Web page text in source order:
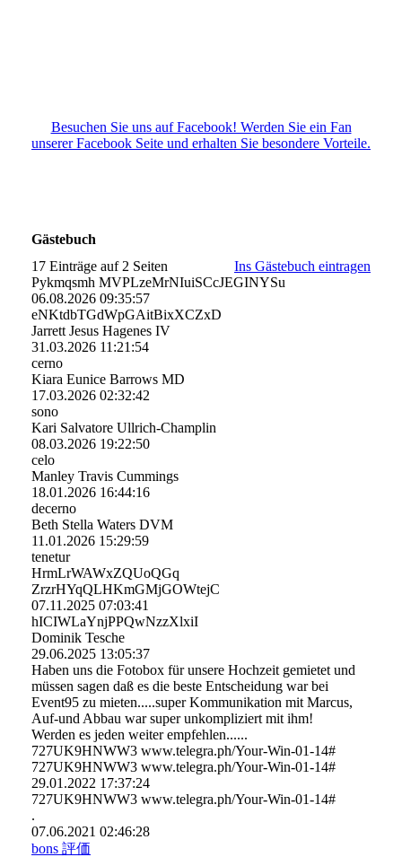
Besuchen Sie uns auf Facebook! Werden Sie ein Fan
unserer Facebook Seite und erhalten Sie besondere Vorteile.
Gästebuch
17 Einträge auf 2 Seiten
Ins Gästebuch eintragen
Pykmqsmh MVPLzeMrNIuiSCcJEGINYSu
06.08.2026 09:35:57
eNKtdbTGdWpGAitBixXCZxD
Jarrett Jesus Hagenes IV
31.03.2026 11:21:54
cerno
Kiara Eunice Barrows MD
17.03.2026 02:32:42
sono
Kari Salvatore Ullrich-Champlin
08.03.2026 19:22:50
celo
Manley Travis Cummings
18.01.2026 16:44:16
decerno
Beth Stella Waters DVM
11.01.2026 15:29:59
tenetur
HrmLrWAWxZQUoQGq
ZrzrHYqQLHKmGMjGOWtejC
07.11.2025 07:03:41
hICIWLaYnjPPQwNzzXlxiI
Dominik Tesche
29.06.2025 13:05:37
Haben uns die Fotobox für unsere Hochzeit gemietet und
müssen sagen daß es die beste Entscheidung war bei
Event95 zu mieten.....super Kommunikation mit Marcus,
Auf-und Abbau war super unkompliziert mit ihm!
Werden es jeden weiter empfehlen......
727UK9HNWW3 www.telegra.ph/Your-Win-01-14#
727UK9HNWW3 www.telegra.ph/Your-Win-01-14#
29.01.2022 17:37:24
727UK9HNWW3 www.­telegra.­ph/­Your-­Win-­01-­14#­
.
07.06.2021 02:46:28
bons 評価